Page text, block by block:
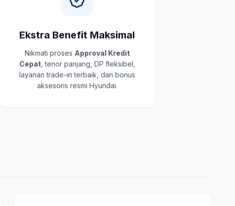
Ekstra Benefit Maksimal
Nikmati proses Approval Kredit
Cepat, tenor panjang, DP fleksibel,
layanan trade-in terbaik, dan bonus
aksesoris resmi Hyundai.